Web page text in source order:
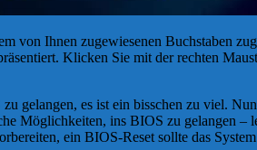
von Ihnen zugewiesenen Buchstaben
Klicken Sie mit der rechten
gelangen, es ist ein bisschen zu viel.
Möglichkeiten, ins BIOS zu gelangen
ein BIOS-Reset sollte das